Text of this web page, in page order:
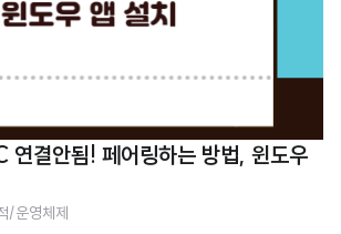
연결안됨! 페어링하는 방법, 윈도우
/운영체제